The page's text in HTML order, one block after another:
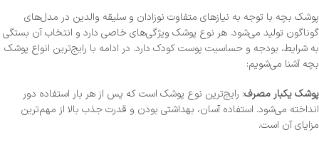
پوشک بچه با توجه به نیازهای متفاوت نوزادان و سلیقه والدین در مدل‌های
گوناگون تولید می‌شود. هر نوع پوشک ویژگی‌های خاصی دارد و انتخاب آن بستگی
به شرایط، بودجه و حساسیت پوست کودک دارد. در ادامه با رایج‌ترین انواع پوشک
بچه آشنا می‌شویم:
پوشک یکبار مصرف: رایج‌ترین نوع پوشک است که پس از هر بار استفاده دور
انداخته می‌شود. استفاده آسان، بهداشتی بودن و قدرت جذب بالا از مهم‌ترین
مزایای آن است.